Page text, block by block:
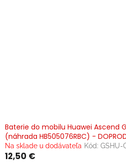
Baterie do mobilu Huawei Ascend
(náhrada HB505076RBC) -
Na sklade u dodávateľa Kód: GSHU-
12,50 €